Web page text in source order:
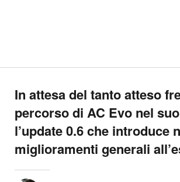
In attesa del tanto atteso
percorso di AC Evo nel
l’update 0.6 che introduce
miglioramenti generali